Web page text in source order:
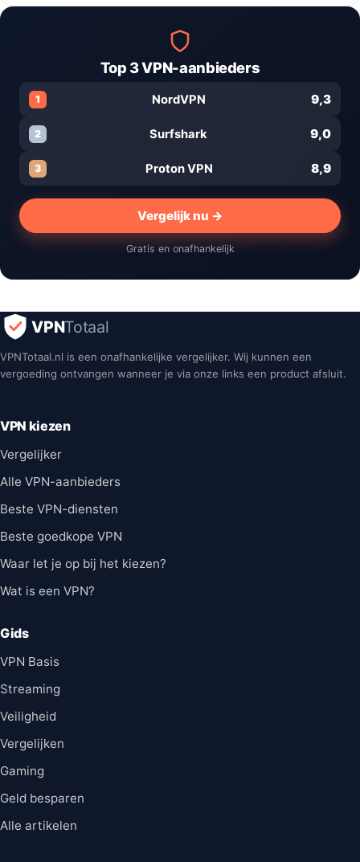
Top 3 VPN-aanbieders
1 NordVPN 9,3
2 Surfshark 9,0
3 Proton VPN 8,9
Vergelijk nu →
Gratis en onafhankelijk
VPNTotaal
VPNTotaal.nl is een onafhankelijke vergelijker. Wij kunnen een
vergoeding ontvangen wanneer je via onze links een product afsluit.
VPN kiezen
Vergelijker
Alle VPN-aanbieders
Beste VPN-diensten
Beste goedkope VPN
Waar let je op bij het kiezen?
Wat is een VPN?
Gids
VPN Basis
Streaming
Veiligheid
Vergelijken
Gaming
Geld besparen
Alle artikelen